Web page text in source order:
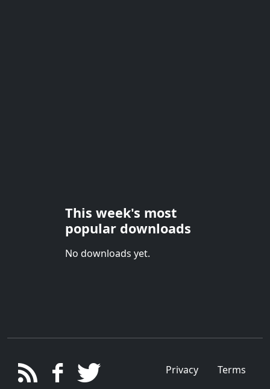
This week's most
popular downloads
No downloads yet.
Privacy
Terms